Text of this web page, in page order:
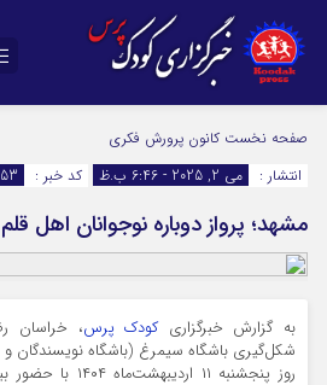
صفحه نخست کانون پرورش فکری
انتشار :
می 2, 2025 - 6:46 ب.ظ کد خبر :
مشهد؛ پرواز دوباره نوجوانان اهل قلم
به گزارش خبرگزاریکودک پرس، خراسان
شکل‌گیری باشگاه سیمرغ (باشگاه نویسندگان